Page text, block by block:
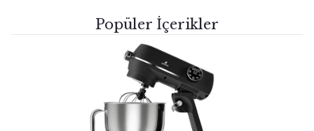
Popüler İçerikler